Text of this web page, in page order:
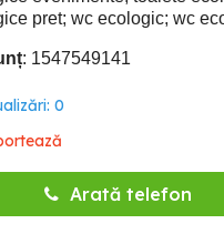
pret; wc ecologic; wc
: 1547549141
0
Arată telefon